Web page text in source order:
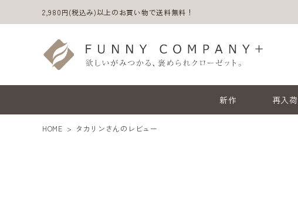
2,980円(税込み)以上のお買い物で送料無料！
新作 再入荷
HOME タカリンさんのレビュー